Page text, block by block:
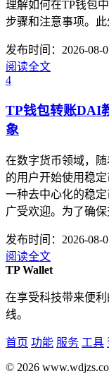
理解如何在TP钱包
步骤和注意事项。
发布时间：2026-08-
阅读全文
4
TP钱包转账DAI
象
在数字货币领域，
的用户开始使用稳
一种去中心化的稳
广受欢迎。为了确
发布时间：2026-08-
阅读全文
TP Wallet
在享受科技带来便
线。
首页 功能 服务 工具
© 2026